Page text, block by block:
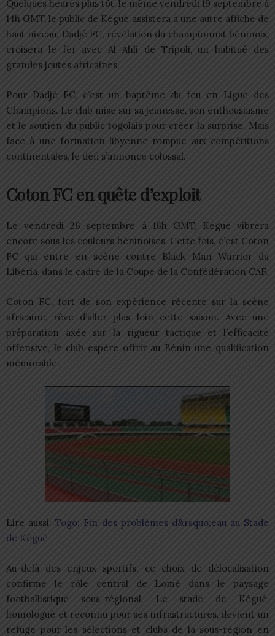
Quelques heures plus tôt, le même vendredi 19 septembre à
14h GMT, le public de Kégué assistera à une autre affiche de
haut niveau. Dadjè FC, révélation du championnat béninois,
croisera le fer avec Al Ahli de Tripoli, un habitué des
grandes joutes africaines.
Pour Dadjè FC, c’est un baptême du feu en Ligue des
Champions. Le club mise sur sa jeunesse, son enthousiasme
et le soutien du public togolais pour créer la surprise. Mais
face à une formation libyenne rompue aux compétitions
continentales, le défi s’annonce colossal.
Coton FC en quête d’exploit
Le vendredi 26 septembre à 16h GMT, Kégué vibrera
encore sous les couleurs béninoises. Cette fois, c’est Coton
FC qui entre en scène contre Black Man Warrior du
Libéria, dans le cadre de la Coupe de la Confédération CAF.
Coton FC, fort de son expérience récente sur la scène
africaine, rêve d’aller plus loin cette saison. Avec une
préparation axée sur la rigueur tactique et l’efficacité
offensive, le club espère offrir au Bénin une qualification
mémorable.
Lire aussi:Togo: Fin des problèmes d&rsquo;eau au Stade
de Kégué
Au-delà des enjeux sportifs, ce choix de délocalisation
confirme le rôle central de Lomé dans le paysage
footballistique sous-régional. Le stade de Kégué,
homologué et reconnu pour ses infrastructures, devient un
refuge pour les sélections et clubs de la sous-région en